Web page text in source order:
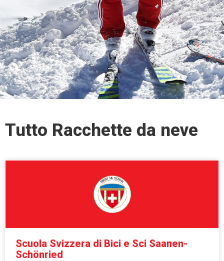
Tutto Racchette da neve
Scuola Svizzera di Bici e Sci Saanen-
Schönried